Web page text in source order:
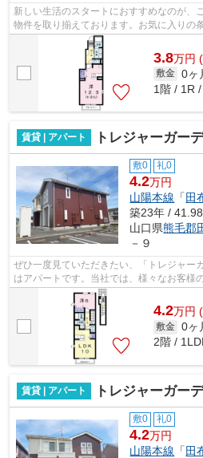
新しい生活のスタートにおすすめなのが、
物件を取り揃えております。お気に入りの
望やご質問もお気軽にどうぞ。
3.8万円
敷金 0ヶ
1階 / 1R
賃貸 | アパート トレジャーガ
敷0 礼0
4.2万円
山陽本線 「 田
築23年 /
山口県熊毛郡
－９
ぜひ一度見ていただきたい、「トレジャ
はアパートです。当社では、様々なお客様
情報を取り扱っております。熊毛郡田布...
4.2万円
敷金 0ヶ
2階 /
賃貸 | アパート トレジャーガ
敷0 礼0
4.2万円
山陽本線 「 田